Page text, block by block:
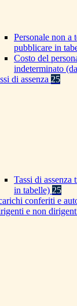
Personale non a
pubblicare in
Costo del
indeterminato
di assenza 25
Tassi di assenza
in tabelle) 25
conferiti e
e non